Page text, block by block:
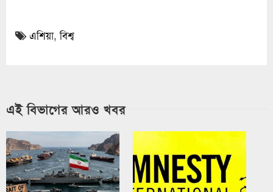
এশিয়া,বিশ্ব
এই বিভাগের আরও খবর